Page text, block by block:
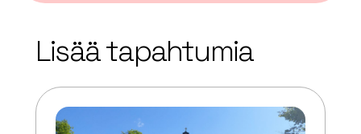
Lisää tapahtumia